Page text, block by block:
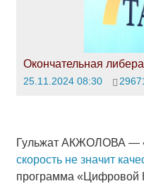
Окончательная
25.11.2024 08:30
Гульжат АКЖОЛОВА —
скорость не значит
программа «Цифровой